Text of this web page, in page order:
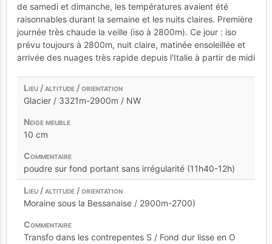
de samedi et dimanche, les températures avaient été
raisonnables durant la semaine et les nuits claires. Première
journée très chaude la veille (iso à 2800m). Ce jour : iso
prévu toujours à 2800m, nuit claire, matinée ensoleillée et
arrivée des nuages très rapide depuis l'Italie à partir de midi
Glacier / 3321m-2900m / NW
10 cm
poudre sur fond portant sans irrégularité (11h40-12h)
Moraine sous la Bessanaise / 2900m-2700)
Transfo dans les contrepentes S / Fond dur lisse en O